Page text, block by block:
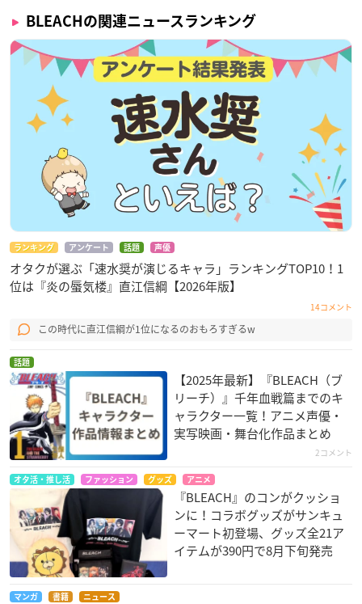
BLEACHの関連ニュースランキング
ランキング アンケート 話題 声優
オタクが選ぶ「速水奨が演じるキャラ」ランキングTOP10！1
位は『炎の蜃気楼』直江信綱【2026年版】
14コメント
この時代に直江信綱が1位になるのおもろすぎるw
話題
【2025年最新】『BLEACH（ブ
リーチ）』千年血戦篇までのキ
ャラクター一覧！アニメ声優・
実写映画・舞台化作品まとめ
2コメント
オタ活・推し活 ファッション グッズ アニメ
『BLEACH』のコンがクッショ
ンに！コラボグッズがサンキュ
ーマート初登場、グッズ全21ア
イテムが390円で8月下旬発売
マンガ 書籍 ニュース